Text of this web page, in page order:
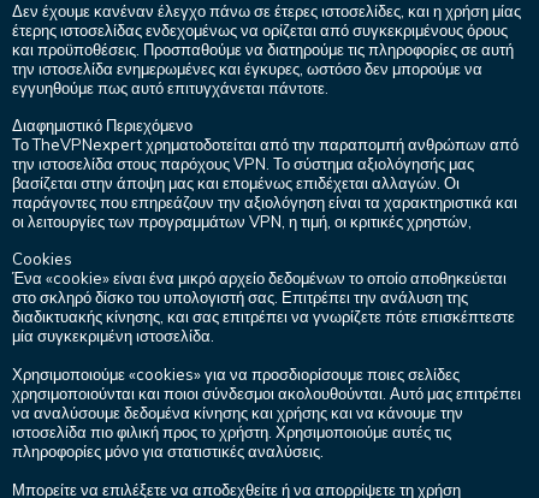
Δεν έχουμε κανέναν έλεγχο πάνω σε έτερες ιστοσελίδες, και η χρήση μίας
έτερης ιστοσελίδας ενδεχομένως να ορίζεται από συγκεκριμένους όρους
και προϋποθέσεις. Προσπαθούμε να διατηρούμε τις πληροφορίες σε αυτή
την ιστοσελίδα ενημερωμένες και έγκυρες, ωστόσο δεν μπορούμε να
εγγυηθούμε πως αυτό επιτυγχάνεται πάντοτε.
Διαφημιστικό Περιεχόμενο
Το TheVPNexpert χρηματοδοτείται από την παραπομπή ανθρώπων από
την ιστοσελίδα στους παρόχους VPN. Το σύστημα αξιολόγησής μας
βασίζεται στην άποψη μας και επομένως επιδέχεται αλλαγών. Οι
παράγοντες που επηρεάζουν την αξιολόγηση είναι τα χαρακτηριστικά και
οι λειτουργίες των προγραμμάτων VPN, η τιμή, οι κριτικές χρηστών,
Cookies
Ένα «cookie» είναι ένα μικρό αρχείο δεδομένων το οποίο αποθηκεύεται
στο σκληρό δίσκο του υπολογιστή σας. Επιτρέπει την ανάλυση της
διαδικτυακής κίνησης, και σας επιτρέπει να γνωρίζετε πότε επισκέπτεστε
μία συγκεκριμένη ιστοσελίδα.
Χρησιμοποιούμε «cookies» για να προσδιορίσουμε ποιες σελίδες
χρησιμοποιούνται και ποιοι σύνδεσμοι ακολουθούνται. Αυτό μας επιτρέπει
να αναλύσουμε δεδομένα κίνησης και χρήσης και να κάνουμε την
ιστοσελίδα πιο φιλική προς το χρήστη. Χρησιμοποιούμε αυτές τις
πληροφορίες μόνο για στατιστικές αναλύσεις.
Μπορείτε να επιλέξετε να αποδεχθείτε ή να απορρίψετε τη χρήση